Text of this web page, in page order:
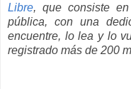
Libre, que consiste
pública, con una
encuentre, lo lea y lo
registrado más de 200